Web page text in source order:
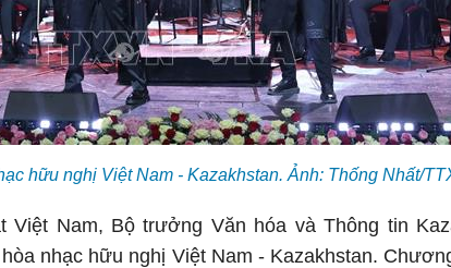
hữu nghị Việt Nam - Kazakhstan. Ảnh: Thống Nhất/
Việt Nam, Bộ trưởng Văn hóa và Thông tin
nhạc hữu nghị Việt Nam - Kazakhstan.